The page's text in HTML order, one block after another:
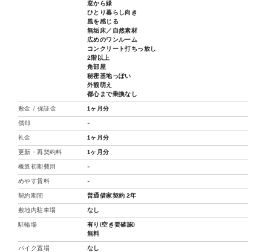
窓から緑
ひとり暮らし向き
風を感じる
無垢床／自然素材
広めのワンルーム
コンクリート打ちっ放し
2階以上
角部屋
秘密基地っぽい
外観萌え
都心まで乗換なし
敷金 / 保証金 1ヶ月分
償却 -
礼金 1ヶ月分
更新・再契約料 1ヶ月分
概算初期費用 -
めやす賃料 -
契約期間 普通借家契約 2年
敷地内駐車場 なし
駐輪場
有り(空き要確認)
無料
バイク置場 なし